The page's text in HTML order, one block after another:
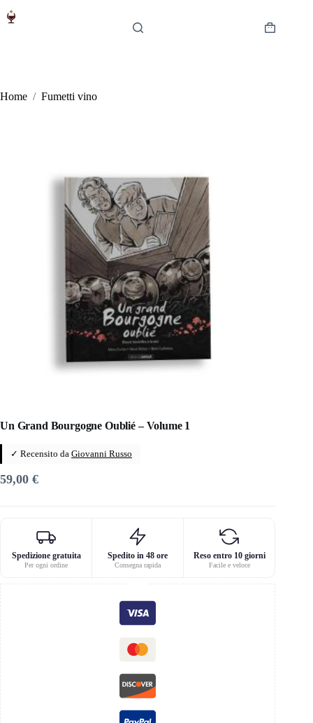
Carrello
Home / Fumetti vino
Un Grand Bourgogne Oublié – Volume 1
✓ Recensito da Giovanni Russo
59,00 €
Spedizione gratuita
Per ogni ordine
Spedito in 48 ore
Consegna rapida
Reso entro 10 giorni
Facile e veloce